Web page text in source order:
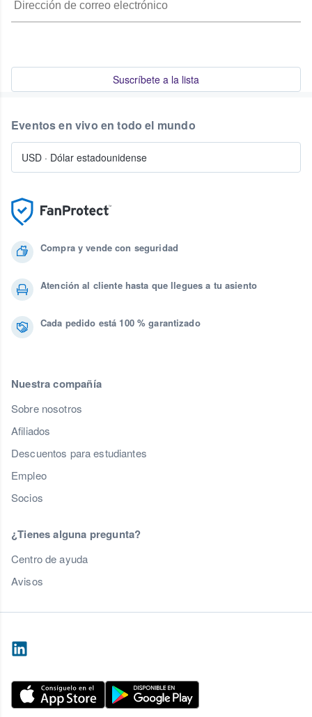
Suscríbete a la lista
Compra y vende con seguridad
Atención al cliente hasta que llegues a tu asiento
Cada pedido está 100 % garantizado
Nuestra compañía
Sobre nosotros
Afiliados
Descuentos para estudiantes
Empleo
Socios
¿Tienes alguna pregunta?
Centro de ayuda
Avisos
Eventos en vivo en todo el mundo
USD · Dólar estadounidense